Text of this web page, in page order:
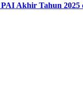
Akhir Tahun 2025